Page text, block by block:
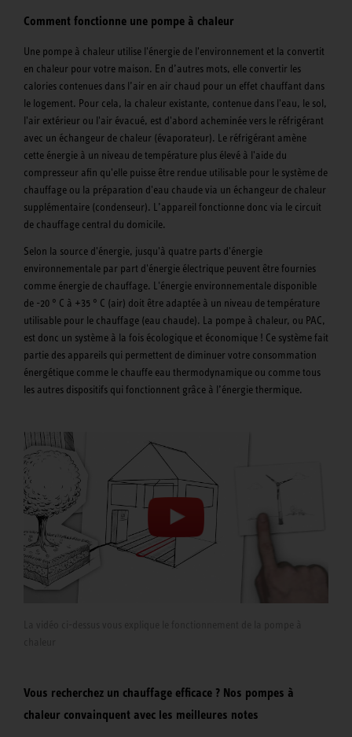
Comment fonctionne une pompe à chaleur
Une pompe à chaleur utilise l'énergie de l'environnement et la convertit
en chaleur pour votre maison. En d’autres mots, elle convertir les
calories contenues dans l’air en air chaud pour un effet chauffant dans
le logement. Pour cela, la chaleur existante, contenue dans l'eau, le sol,
l'air extérieur ou l'air évacué, est d'abord acheminée vers le réfrigérant
avec un échangeur de chaleur (évaporateur). Le réfrigérant amène
cette énergie à un niveau de température plus élevé à l'aide du
compresseur afin qu'elle puisse être rendue utilisable pour le système de
chauffage ou la préparation d'eau chaude via un échangeur de chaleur
supplémentaire (condenseur). L’appareil fonctionne donc via le circuit
de chauffage central du domicile.
Selon la source d'énergie, jusqu'à quatre parts d'énergie
environnementale par part d'énergie électrique peuvent être fournies
comme énergie de chauffage. L'énergie environnementale disponible
de -20 ° C à +35 ° C (air) doit être adaptée à un niveau de température
utilisable pour le chauffage (eau chaude). La pompe à chaleur, ou PAC,
est donc un système à la fois écologique et économique ! Ce système fait
partie des appareils qui permettent de diminuer votre consommation
énergétique comme le chauffe eau thermodynamique ou comme tous
les autres dispositifs qui fonctionnent grâce à l’énergie thermique.
Vous recherchez un chauffage efficace ? Nos pompes à
chaleur convainquent avec les meilleures notes